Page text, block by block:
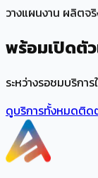
วางแผนงาน ผลิตจ
พร้อมเปิดตัว
ระหว่างรอชมบริกา
ดูบริการทั้งหมดติด